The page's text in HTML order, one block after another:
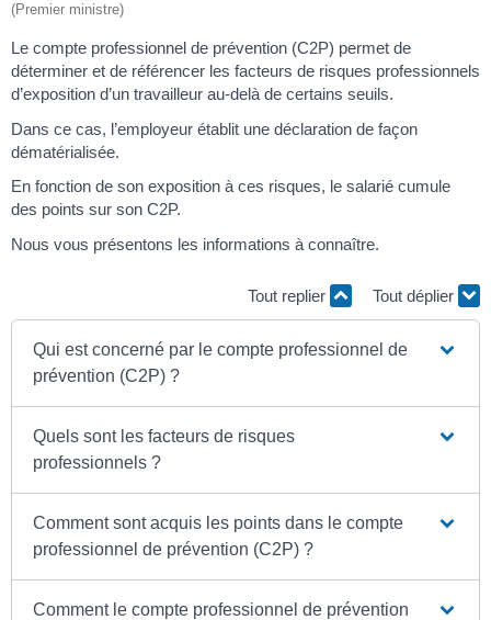
(Premier ministre)
Le compte professionnel de prévention (C2P) permet de
déterminer et de référencer les facteurs de risques professionnels
d’exposition d’un travailleur au-delà de certains seuils.
Dans ce cas, l’employeur établit une déclaration de façon
dématérialisée.
En fonction de son exposition à ces risques, le salarié cumule
des points sur son C2P.
Nous vous présentons les informations à connaître.
Tout replier Tout déplier
Qui est concerné par le compte professionnel de
prévention (C2P) ?
Quels sont les facteurs de risques
professionnels ?
Comment sont acquis les points dans le compte
professionnel de prévention (C2P) ?
Comment le compte professionnel de prévention